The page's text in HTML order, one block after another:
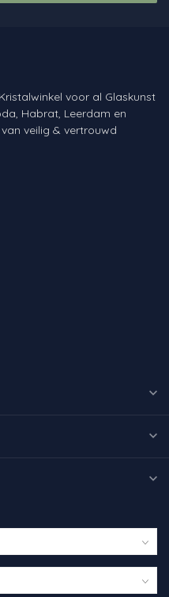
voor al Glaskunst
Habrat, Leerdam en
veilig & vertrouwd